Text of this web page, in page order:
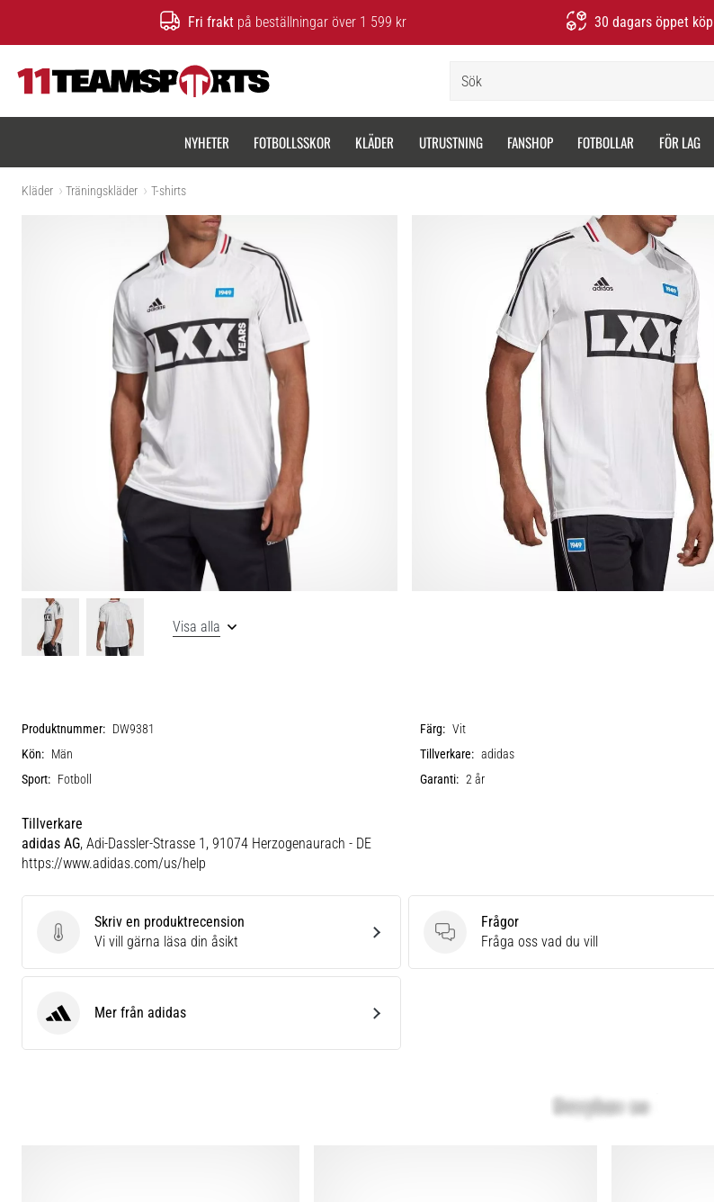
Fri frakt på beställningar över 1 599 kr 30 dagars öppet köp
NYHETER FOTBOLLSSKOR KLÄDER UTRUSTNING FANSHOP FOTBOLLAR FÖR LAG
Kläder Träningskläder T-shirts
Visa alla
Produktnummer: DW9381 Färg: Vit
Kön: Män Tillverkare: adidas
Sport: Fotboll Garanti: 2 år
Tillverkare
adidas AG, Adi-Dassler-Strasse 1, 91074 Herzogenaurach - DE
https://www.adidas.com/us/help
Skriv en produktrecension
Skriv en produktrecension
Vi vill gärna läsa din åsikt
Frågor
Frågor
Fråga oss vad du vill
adidas Mer från adidas